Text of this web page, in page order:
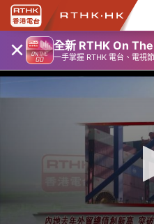
× 全新 RTHK On
一手掌握 RTHK 電台、電視